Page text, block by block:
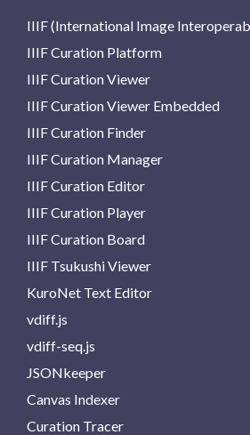
IIIF (International Image
IIIF Curation Platform
IIIF Curation Viewer
IIIF Curation Viewer Embedded
IIIF Curation Finder
IIIF Curation Manager
IIIF Curation Editor
IIIF Curation Player
IIIF Curation Board
IIIF Tsukushi Viewer
KuroNet Text Editor
vdiff.js
vdiff-seq.js
JSONkeeper
Canvas Indexer
Curation Tracer